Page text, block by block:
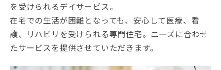
を受けられるデイサービス。
在宅での生活が困難となっても、安心して医療、看
護、リハビリを受けられる専門住宅。ニーズに合わせ
たサービスを提供させていただきます。